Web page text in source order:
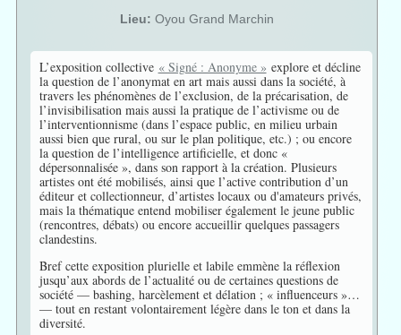
Lieu: Oyou Grand Marchin
L’exposition collective « Signé : Anonyme » explore et décline
la question de l’anonymat en art mais aussi dans la société, à
travers les phénomènes de l’exclusion, de la précarisation, de
l’invisibilisation mais aussi la pratique de l’activisme ou de
l’interventionnisme (dans l’espace public, en milieu urbain
aussi bien que rural, ou sur le plan politique, etc.) ; ou encore
la question de l’intelligence artificielle, et donc «
dépersonnalisée », dans son rapport à la création. Plusieurs
artistes ont été mobilisés, ainsi que l’active contribution d’un
éditeur et collectionneur, d’artistes locaux ou d'amateurs privés,
mais la thématique entend mobiliser également le jeune public
(rencontres, débats) ou encore accueillir quelques passagers
clandestins.
Bref cette exposition plurielle et labile emmène la réflexion
jusqu’aux abords de l’actualité ou de certaines questions de
société — bashing, harcèlement et délation ; « influenceurs »…
— tout en restant volontairement légère dans le ton et dans la
diversité.